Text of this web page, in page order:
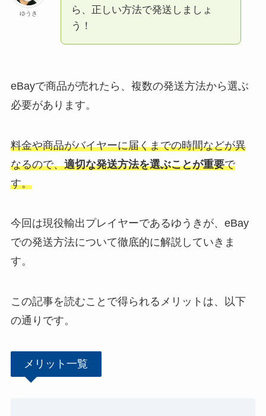
ゆうき
ら、正しい方法で発送しましょ
う！
eBayで商品が売れたら、複数の発送方法から選ぶ
必要があります。
料金や商品がバイヤーに届くまでの時間などが異
なるので、適切な発送方法を選ぶことが重要で
す。
今回は現役輸出プレイヤーであるゆうきが、eBay
での発送方法について徹底的に解説していきま
す。
この記事を読むことで得られるメリットは、以下
の通りです。
メリット一覧